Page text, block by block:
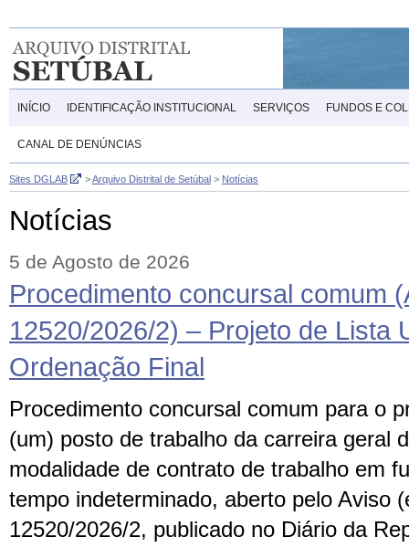
INÍCIO IDENTIFICAÇÃO INSTITUCIONAL SERVIÇOS FUNDOS E
CANAL DE DENÚNCIAS
Sites DGLAB >Arquivo Distrital de Setúbal > Notícias
Notícias
5 de Agosto de 2026
Procedimento concursal comum
12520/2026/2) – Projeto de Lista
Ordenação Final
Procedimento concursal comum para o
(um) posto de trabalho da carreira geral
modalidade de contrato de trabalho em
tempo indeterminado, aberto pelo Aviso
12520/2026/2, publicado no Diário da